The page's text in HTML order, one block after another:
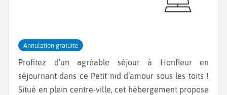
Annulation gratuite
Profitez d’un agréable séjour à Honfleur en
séjournant dans ce Petit nid d’amour sous les toits !
Situé en plein centre-ville, cet hébergement propose